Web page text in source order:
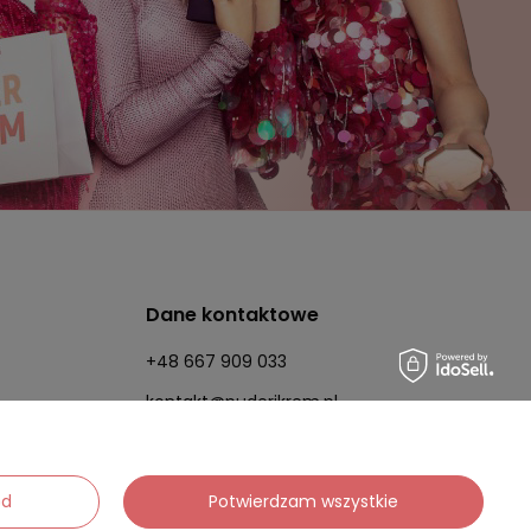
Dane kontaktowe
+48 667 909 033
kontakt@puderikrem.pl
Potwierdzam wszystkie